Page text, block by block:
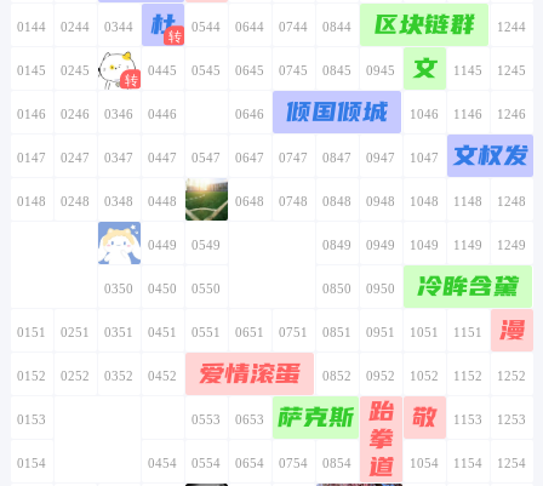
0144 0244 0344 0444
杜 0544 0644 0744 0844 0944
区块链群
1044 1144 1244
0145 0245 0345 0445 0545 0645 0745 0845 0945 1045
文 1145 1245
0146 0246 0346 0446 0646 0746
倾国倾城
0846 0946 1046 1146 1246
0147 0247 0347 0447 0547 0647 0747 0847 0947 1047 1147
文权发
1247
0148 0248 0348 0448 0548 0648 0748 0848 0948 1048 1148 1248
0349 0449 0549 0849 0949 1049 1149 1249
0350 0450 0550 0850 0950 1050
冷眸含黛
1150 1250
0151 0251 0351 0451 0551 0651 0751 0851 0951 1051 1151 1251
漫
0152 0252 0352 0452 0552
爱情滚蛋
0652 0752 0852 0952 1052 1152 1252
0153 0553 0653 0753
萨克斯
0853 0953
跆
拳
道
1053
敬 1153 1253
0154 0454 0554 0654 0754 0854 0954 1054 1154 1254